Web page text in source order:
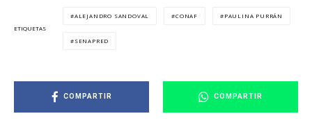
ETIQUETAS
ALEJANDRO SANDOVAL CONAF PAULINA PURRÁN
SENAPRED
COMPARTIR COMPARTIR